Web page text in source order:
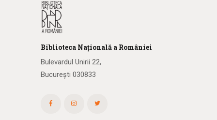
Biblioteca Națională a României
Bulevardul Unirii 22,
București 030833